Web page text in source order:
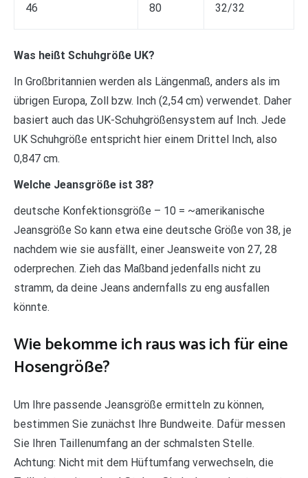
46 80 32/32
Was heißt Schuhgröße UK?
In Großbritannien werden als Längenmaß, anders als im
übrigen Europa, Zoll bzw. Inch (2,54 cm) verwendet. Daher
basiert auch das UK-Schuhgrößensystem auf Inch. Jede
UK Schuhgröße entspricht hier einem Drittel Inch, also
0,847 cm.
Welche Jeansgröße ist 38?
deutsche Konfektionsgröße – 10 = ~amerikanische
Jeansgröße So kann etwa eine deutsche Größe von 38, je
nachdem wie sie ausfällt, einer Jeansweite von 27, 28
oderprechen. Zieh das Maßband jedenfalls nicht zu
stramm, da deine Jeans andernfalls zu eng ausfallen
könnte.
Wie bekomme ich raus was ich für eine
Hosengröße?
Um Ihre passende Jeansgröße ermitteln zu können,
bestimmen Sie zunächst Ihre Bundweite. Dafür messen
Sie Ihren Taillenumfang an der schmalsten Stelle.
Achtung: Nicht mit dem Hüftumfang verwechseln, die